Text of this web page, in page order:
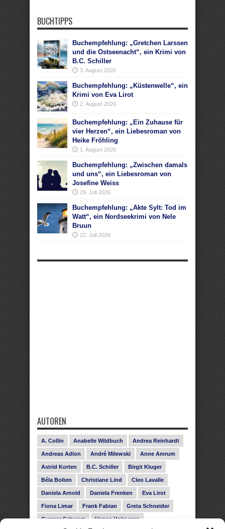
BUCHTIPPS
Buchempfehlung: „Gretchen Larssen
und die Ostseenacht“, ein Krimi von
B.C. Schiller
3. August 2026
Buchempfehlung: „Küstenwelle“, ein
Krimi von Eva Lirot
2. August 2026
Buchempfehlung: „Ein Zuhause für
vier Herzen“, ein Liebesroman von
Heike Fröhling
1. August 2026
Buchempfehlung: „Zwischen damals
und uns“, ein Liebesroman von
Josefine Weiss
29. Juli 2026
Buchempfehlung: „Akte Sylt: Tod im
Watt“, ein Nordseekrimi von Nele
Bruun
22. Juli 2026
AUTOREN
A. Collin Anabelle Wildbuch Andrea Reinhardt
Andreas Adlon André Milewski Anne Amrum
Astrid Korten B.C. Schiller Birgit Kluger
Béla Bolten Christiane Lind Cleo Lavalle
Daniela Arnold Daniela Frenken Eva Lirot
Fiona Limar Frank Fabian Greta Schneider
Gunnar Schwarz Hanna Holmgren